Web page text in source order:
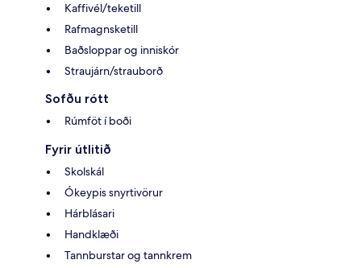
Kaffivél/teketill
Rafmagnsketill
Baðsloppar og inniskór
Straujárn/strauborð
Sofðu rótt
Rúmföt í boði
Fyrir útlitið
Skolskál
Ókeypis snyrtivörur
Hárblásari
Handklæði
Tannburstar og tannkrem